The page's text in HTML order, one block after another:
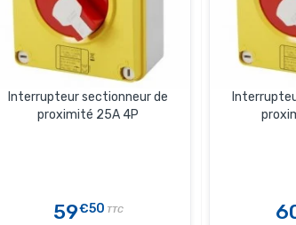
Interrupteur sectionneur de
proximité 25A 4P
59€50 TTC